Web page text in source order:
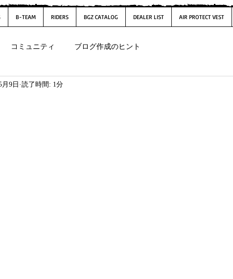
B-TEAM RIDERS BGZ CATALOG DEALER LIST AIR PROTECT VEST
コミュニティ ブログ作成のヒント
月9日 読了時間: 1分